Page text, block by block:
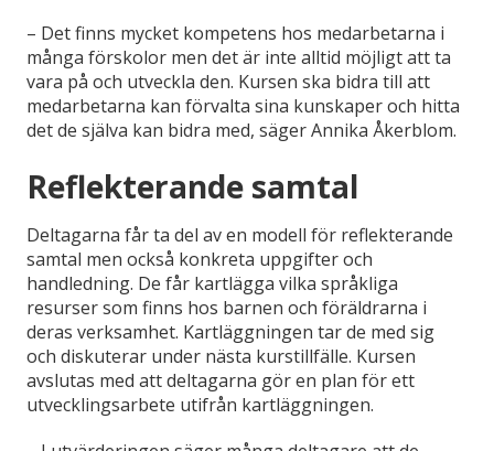
– Det finns mycket kompetens hos medarbetarna i
många förskolor men det är inte alltid möjligt att ta
vara på och utveckla den. Kursen ska bidra till att
medarbetarna kan förvalta sina kunskaper och hitta
det de själva kan bidra med, säger Annika Åkerblom.
Reflekterande samtal
Deltagarna får ta del av en modell för reflekterande
samtal men också konkreta uppgifter och
handledning. De får kartlägga vilka språkliga
resurser som finns hos barnen och föräldrarna i
deras verksamhet. Kartläggningen tar de med sig
och diskuterar under nästa kurstillfälle. Kursen
avslutas med att deltagarna gör en plan för ett
utvecklingsarbete utifrån kartläggningen.